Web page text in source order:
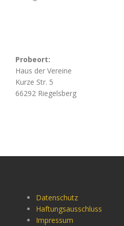
Probeort:
Haus der Vereine
Kurze Str. 5
66292 Riegelsberg
Datenschutz
Haftungsausschluss
Impressum